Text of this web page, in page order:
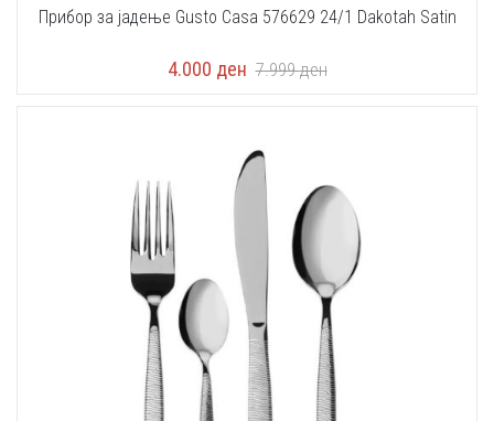
Прибор за јадење Gusto Casa 576629 24/1 Dakotah Satin
4.000 ден 7.999ден